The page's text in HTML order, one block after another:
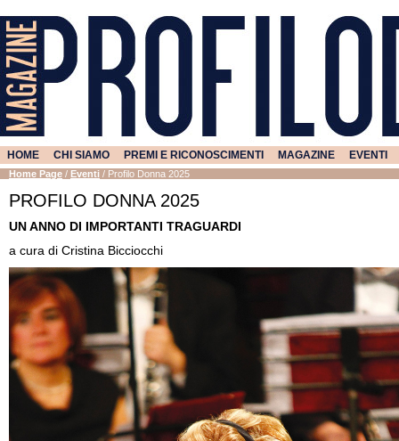
HOME CHI SIAMO PREMI E RICONOSCIMENTI MAGAZINE EVENTI
Home Page / Eventi / Profilo Donna 2025
PROFILO DONNA 2025
UN ANNO DI IMPORTANTI TRAGUARDI
a cura di Cristina Bicciocchi